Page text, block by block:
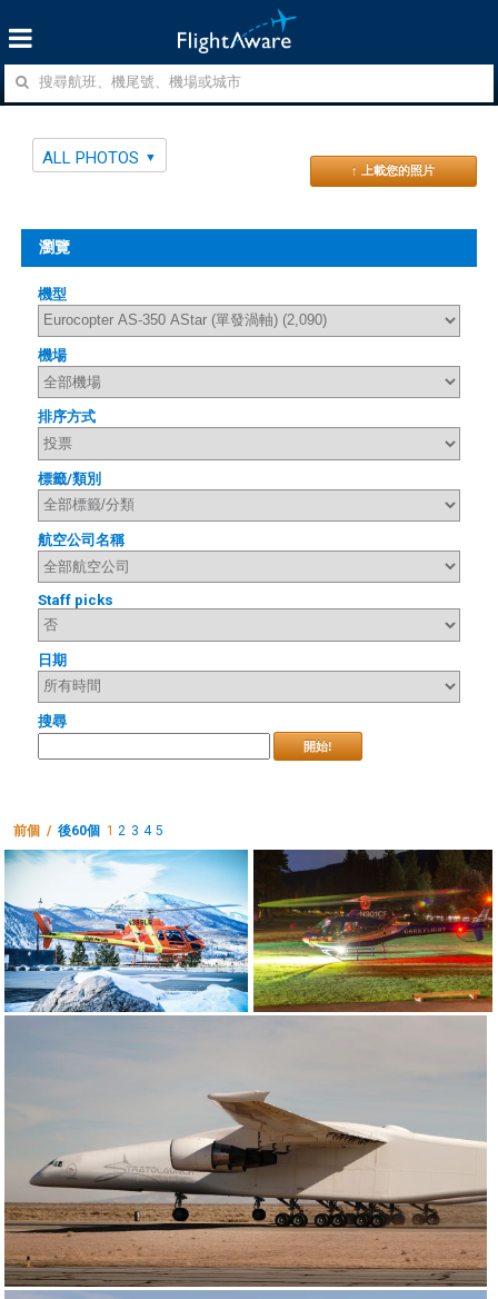
ALL PHOTOS
↑ 上載您的照片
瀏覽
機型
機場
排序方式
標籤/類別
航空公司名稱
Staff picks
日期
搜尋
開始!
前個 /後60個 1 2 3 4 5